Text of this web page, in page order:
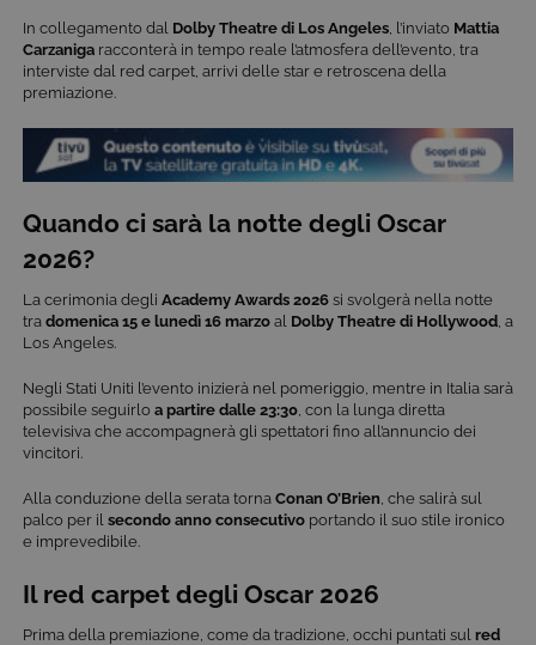
In collegamento dal Dolby Theatre di Los Angeles , l’inviato Mattia
Carzaniga racconterà in tempo reale l’atmosfera dell’evento, tra
interviste dal red carpet, arrivi delle star e retroscena della
premiazione.
Quando ci sarà la notte degli Oscar
2026?
La cerimonia degli Academy Awards 2026 si svolgerà nella notte
tra domenica 15 e lunedì 16 marzo al Dolby Theatre di Hollywood , a
Los Angeles.
Negli Stati Uniti l’evento inizierà nel pomeriggio, mentre in Italia sarà
possibile seguirlo a partire dalle 23:30 , con la lunga diretta
televisiva che accompagnerà gli spettatori fino all’annuncio dei
vincitori.
Alla conduzione della serata torna Conan O’Brien , che salirà sul
palco per il secondo anno consecutivo portando il suo stile ironico
e imprevedibile.
Il red carpet degli Oscar 2026
Prima della premiazione, come da tradizione, occhi puntati sul red